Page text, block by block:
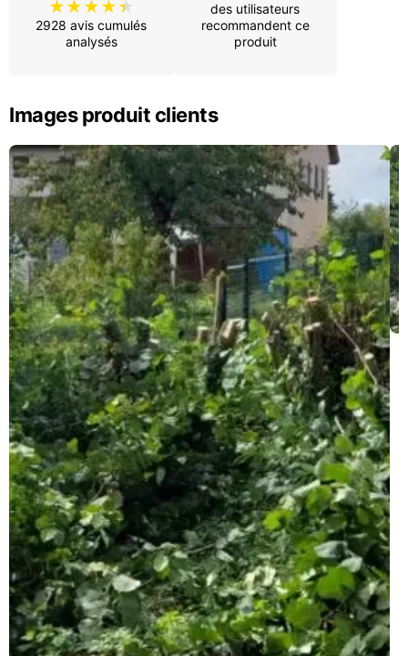
2928 avis cumulés
analysés
des utilisateurs
recommandent ce
produit
Images produit clients